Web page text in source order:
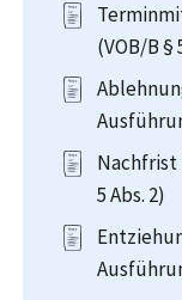
(VOB/B §
Nachfrist
5 Abs. 2)